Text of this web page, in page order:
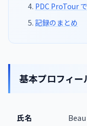
PDC ProTour
記録のまとめ
基本プロフィー
氏名